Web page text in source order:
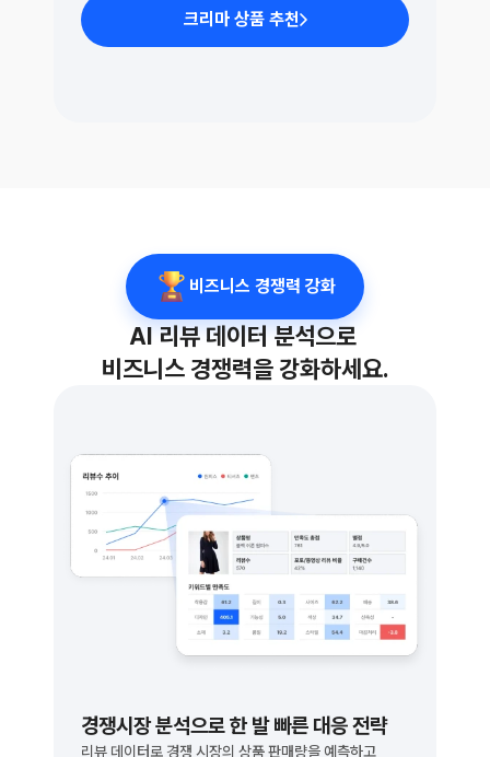
크리마 상품 추천
비즈니스 경쟁력 강화
AI 리뷰 데이터 분석으로
비즈니스 경쟁력을 강화하세요.
경쟁시장 분석으로 한 발 빠른 대응 전략
리뷰 데이터로 경쟁 시장의 상품 판매량을 예측하고